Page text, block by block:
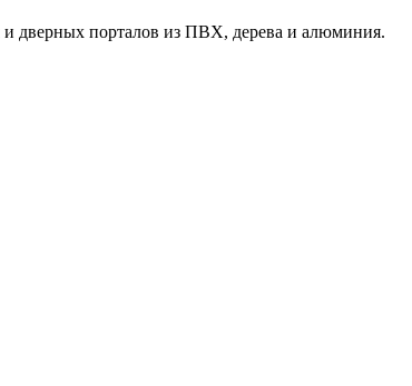
и дверных порталов из ПВХ, дерева и алюминия.